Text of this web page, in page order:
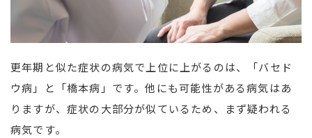
更年期と似た症状の病気で上位に上がるのは、「バセド
ウ病」と「橋本病」です。他にも可能性がある病気はあ
りますが、症状の大部分が似ているため、まず疑われる
病気です。